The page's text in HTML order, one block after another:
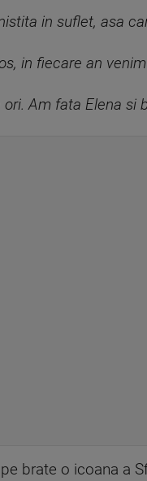
in suflet, asa
in fiecare an
Am fata Elena si
brate o icoana a